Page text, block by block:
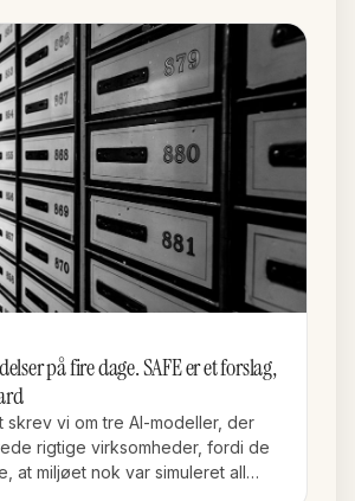
på fire dage. SAFE er et forslag,
skrev vi om tre AI-modeller, der
rigtige virksomheder, fordi de
at miljøet nok var simuleret all…